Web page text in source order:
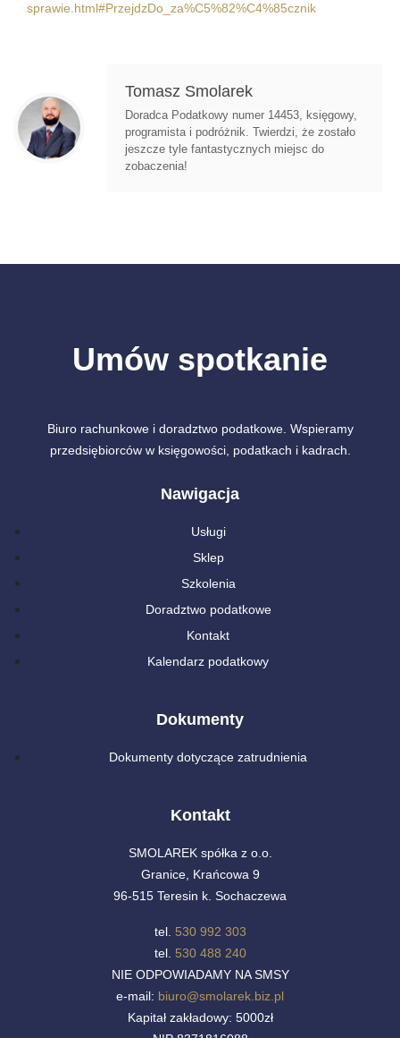
sprawie.html#PrzejdzDo_za%C5%82%C4%85cznik
Tomasz Smolarek
Doradca Podatkowy numer 14453, księgowy,
programista i podróżnik. Twierdzi, że zostało
jeszcze tyle fantastycznych miejsc do
zobaczenia!
Umów spotkanie
Biuro rachunkowe i doradztwo podatkowe. Wspieramy
przedsiębiorców w księgowości, podatkach i kadrach.
Nawigacja
Usługi
Sklep
Szkolenia
Doradztwo podatkowe
Kontakt
Kalendarz podatkowy
Dokumenty
Dokumenty dotyczące zatrudnienia
Kontakt
SMOLAREK spółka z o.o.
Granice, Krańcowa 9
96-515 Teresin k. Sochaczewa
tel. 530 992 303
tel. 530 488 240
NIE ODPOWIADAMY NA SMSY
e-mail: biuro@smolarek.biz.pl
Kapitał zakładowy: 5000zł